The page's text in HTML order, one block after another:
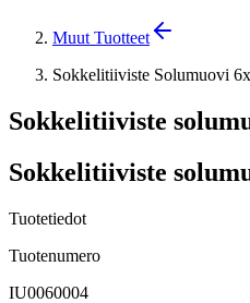
Muut Tuotteet
Sokkelitiiviste Solumuovi
Sokkelitiiviste
Sokkelitiiviste
Tuotetiedot
Tuotenumero
IU0060004